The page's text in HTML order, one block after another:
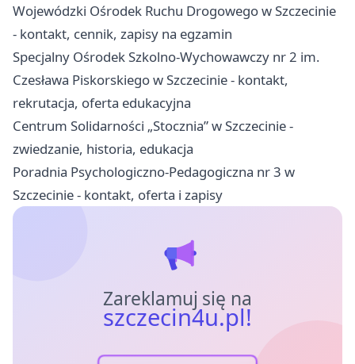
Wojewódzki Ośrodek Ruchu Drogowego w Szczecinie
- kontakt, cennik, zapisy na egzamin
Specjalny Ośrodek Szkolno-Wychowawczy nr 2 im.
Czesława Piskorskiego w Szczecinie - kontakt,
rekrutacja, oferta edukacyjna
Centrum Solidarności „Stocznia” w Szczecinie -
zwiedzanie, historia, edukacja
Poradnia Psychologiczno-Pedagogiczna nr 3 w
Szczecinie - kontakt, oferta i zapisy
Zareklamuj się na
szczecin4u.pl!